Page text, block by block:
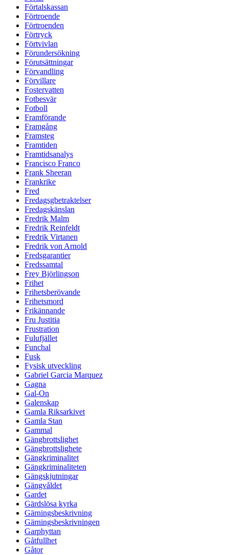
Förtalskassan
Förtroende
Förtroenden
Förtryck
Förtvivlan
Förundersökning
Förutsättningar
Förvandling
Förvillare
Fostervatten
Fotbesvär
Fotboll
Framförande
Framgång
Framsteg
Framtiden
Framtidsanalys
Francisco Franco
Frank Sheeran
Frankrike
Fred
Fredagsgbetraktelser
Fredagskänslan
Fredrik Malm
Fredrik Reinfeldt
Fredrik Virtanen
Fredrik von Arnold
Fredsgarantier
Fredssamtal
Frey Björlingson
Frihet
Frihetsberövande
Frihetsmord
Frikännande
Fru Justitia
Frustration
Fulufjället
Funchal
Fusk
Fysisk utveckling
Gabriel Garcia Marquez
Gagna
Gal-On
Galenskap
Gamla Riksarkivet
Gamla Stan
Gammal
Gängbrottslighet
Gängbrottslighete
Gängkriminalitet
Gängkriminaliteten
Gängskjutningar
Gängvåldet
Gardet
Gärdslösa kyrka
Gärningsbeskrivning
Gärningsbeskrivningen
Garphyttan
Gåtfullhet
Gåtor